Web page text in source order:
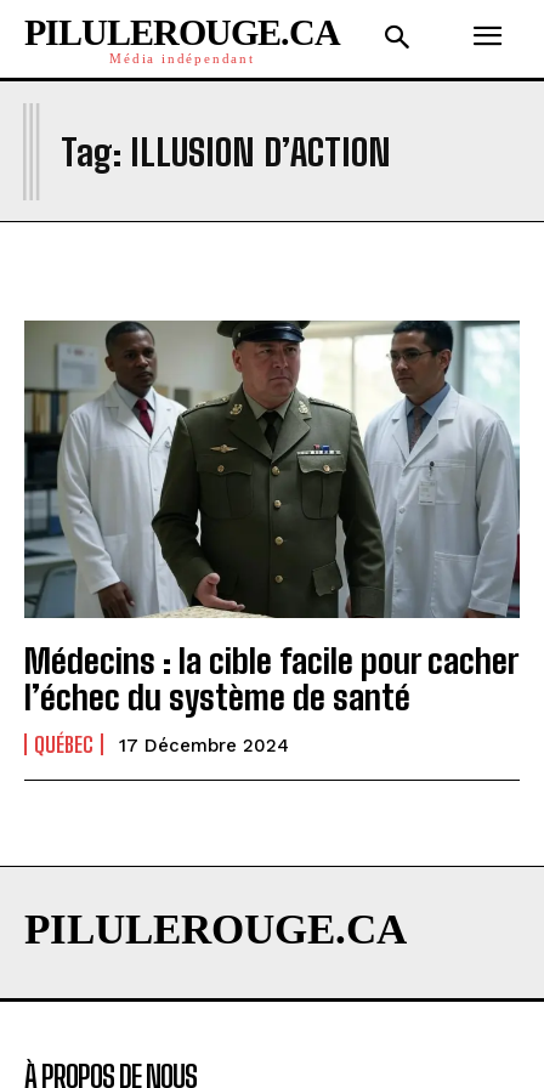
PILULEROUGE.CA
Média indépendant
Tag: ILLUSION D’ACTION
I
Médecins : la cible facile pour cacher
l’échec du système de santé
QUÉBEC 17 Décembre 2024
PILULEROUGE.CA
À PROPOS DE NOUS